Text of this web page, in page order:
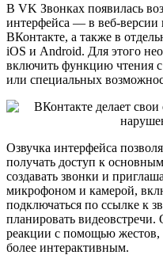
В VK Звонках появилась
интерфейса — в веб-
ВКонтакте, а также в
iOS и Android. Для этого
включить функцию чтения с
или специальных
Озвучка интерфейса
получать доступ к
создавать звонки и
микрофоном и камерой,
подключаться по ссылке к
планировать
реакции с помощью жестов,
более интерактивным.